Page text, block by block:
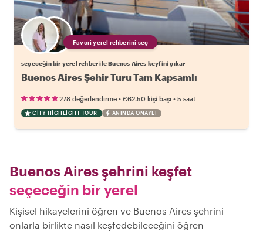
Favori yerel rehberini seç
seçeceğin bir yerel rehber ile Buenos Aires keyfini çıkar
Buenos Aires Şehir Turu Tam Kapsamlı
278 değerlendirme • €62.50 kişi başı • 5 saat
CITY HIGHLIGHT TOUR ANINDA ONAYLI
Buenos Aires şehrini keşfet
seçeceğin bir yerel
Kişisel hikayelerini öğren ve Buenos Aires şehrini
onlarla birlikte nasıl keşfedebileceğini öğren